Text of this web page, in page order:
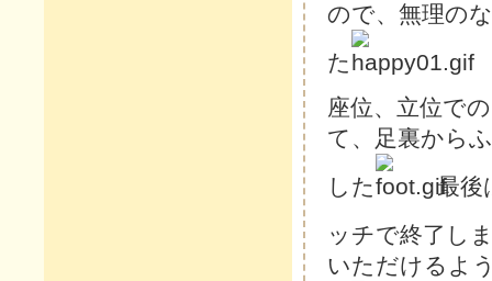
ので、無理の
た
座位、立位で
て、足裏から
した
最後
ッチで終了し
いただけるよ